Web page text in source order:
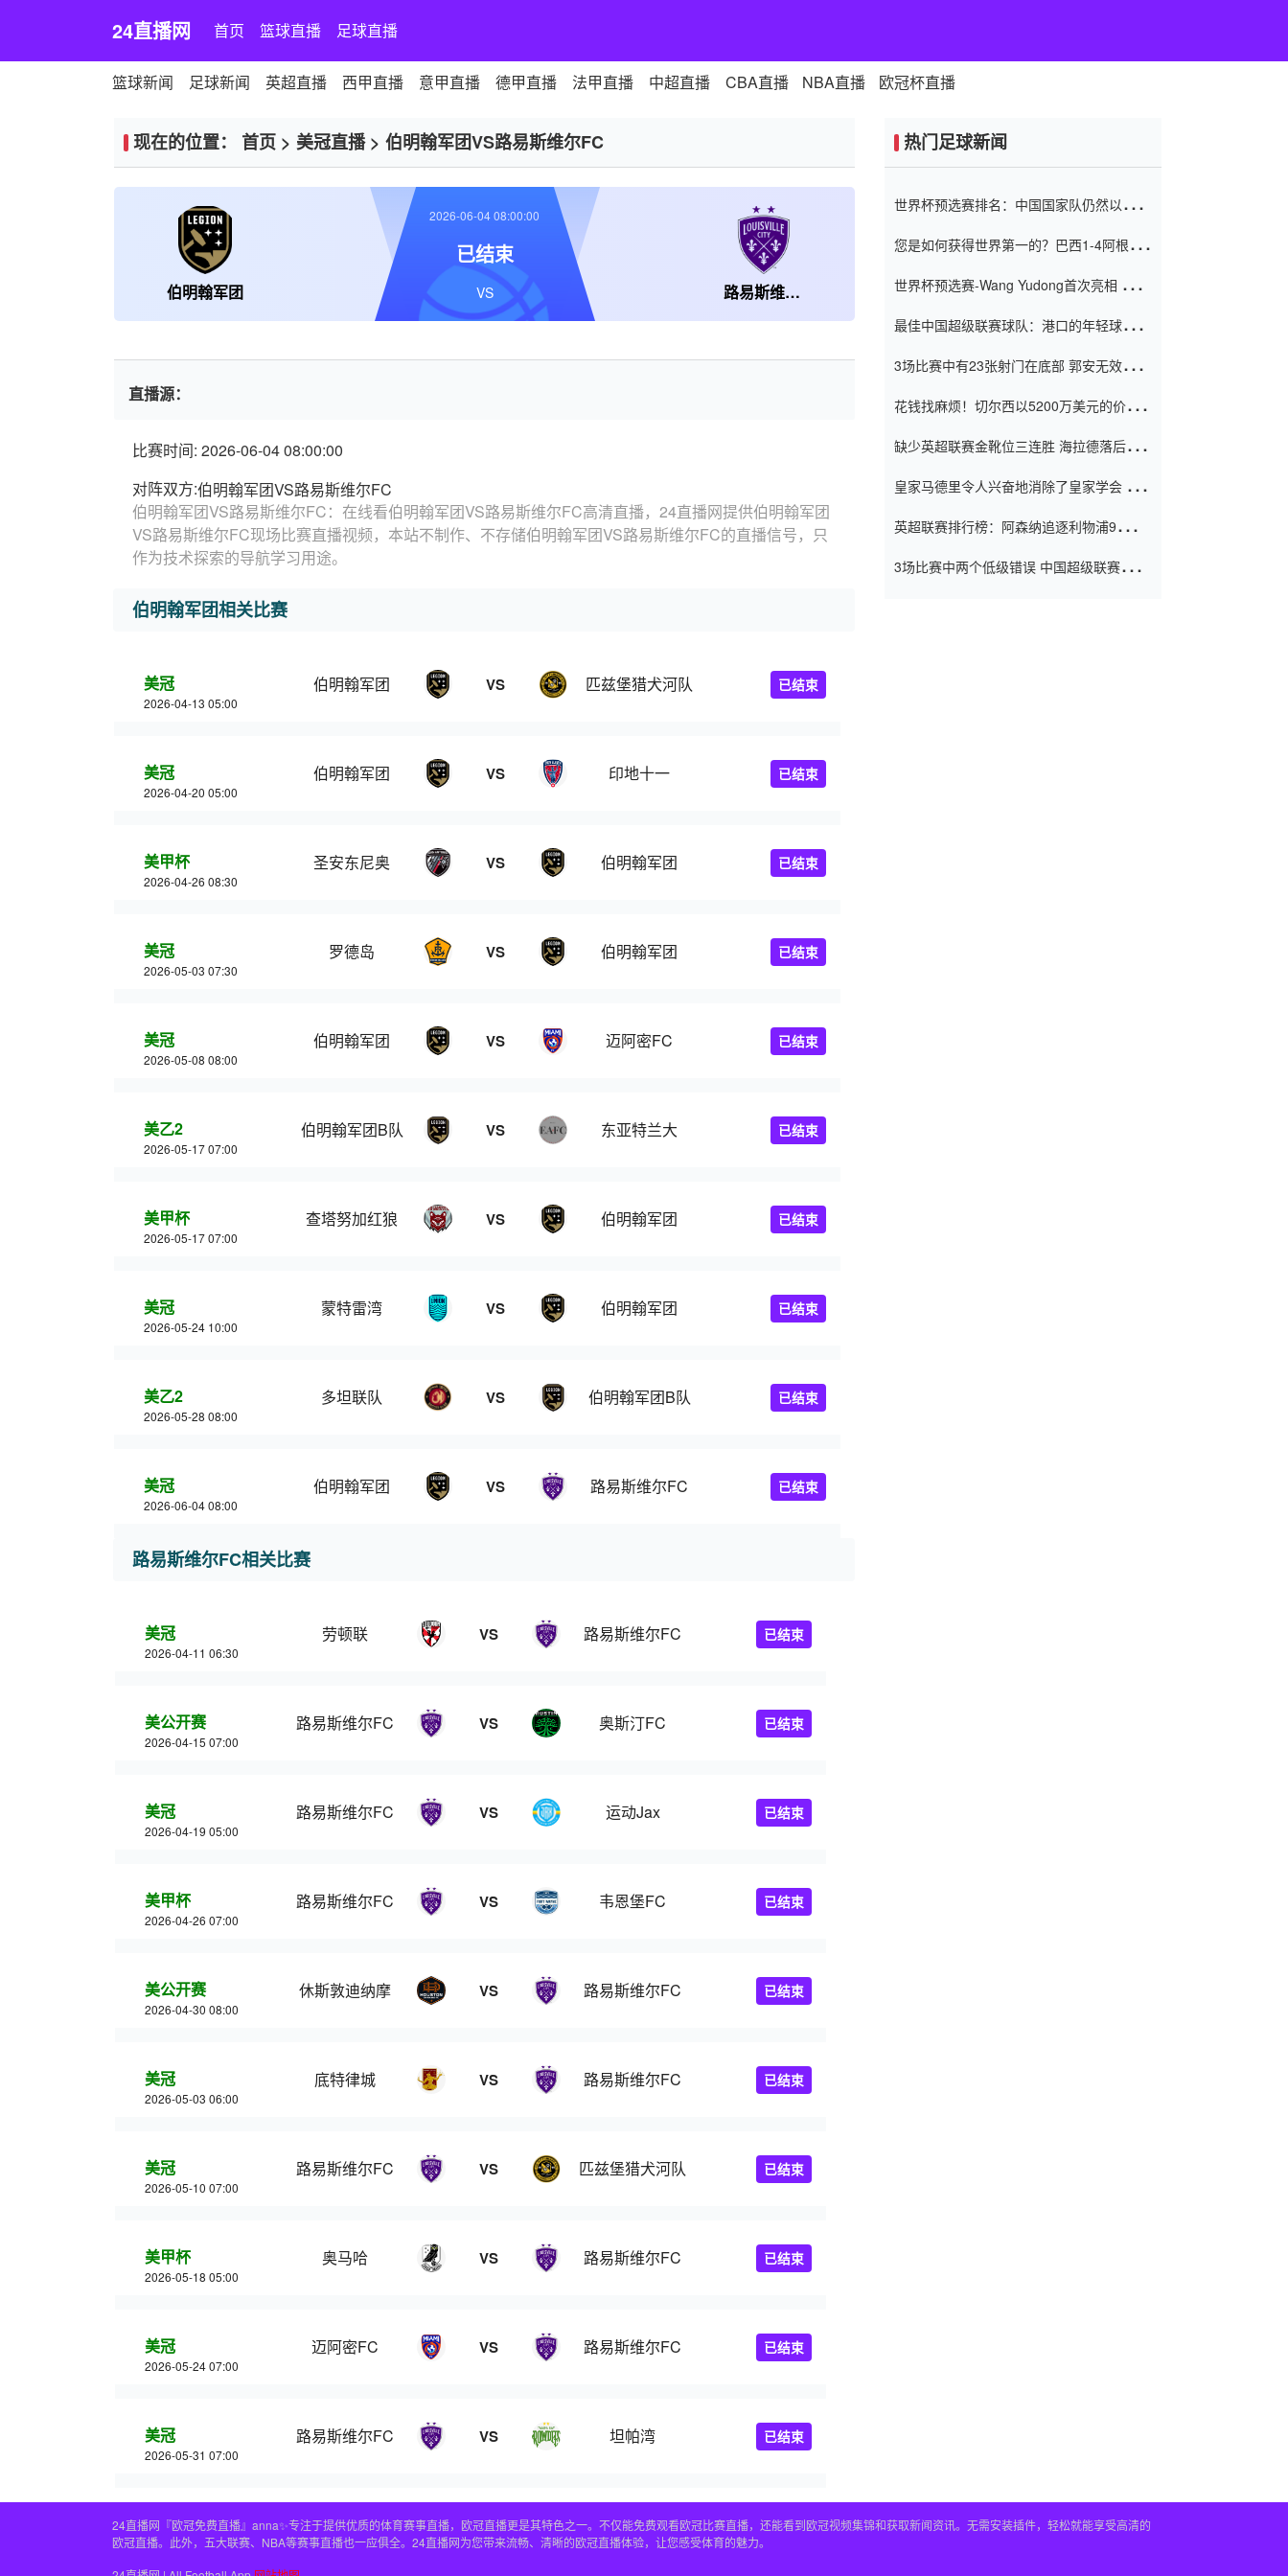
24直播网 首页 篮球直播 足球直播
篮球新闻 足球新闻 英超直播 西甲直播 意甲直播 德甲直播 法甲直播 中超直播 CBA直播 NBA直播 欧冠杯直播
现在的位置： 首页 > 美冠直播> 伯明翰军团VS路易斯维尔FC
伯明翰军团 路易斯维尔FC
2026-06-04 08:00:00
已结束
VS
直播源：
比赛时间: 2026-06-04 08:00:00
对阵双方:伯明翰军团VS路易斯维尔FC
伯明翰军团VS路易斯维尔FC：在线看伯明翰军团VS路易斯维尔FC高清直播，24直播网提供伯明翰军团
VS路易斯维尔FC现场比赛直播视频，本站不制作、不存储伯明翰军团VS路易斯维尔FC的直播信号，只
作为技术探索的导航学习用途。
伯明翰军团相关比赛
美冠
2026-04-13 05:00
伯明翰军团 VS 匹兹堡猎犬河队 已结束
美冠
2026-04-20 05:00
伯明翰军团 VS 印地十一 已结束
美甲杯
2026-04-26 08:30
圣安东尼奥 VS 伯明翰军团 已结束
美冠
2026-05-03 07:30
罗德岛 VS 伯明翰军团 已结束
美冠
2026-05-08 08:00
伯明翰军团 VS 迈阿密FC 已结束
美乙2
2026-05-17 07:00
伯明翰军团B队 VS 东亚特兰大 已结束
美甲杯
2026-05-17 07:00
查塔努加红狼 VS 伯明翰军团 已结束
美冠
2026-05-24 10:00
蒙特雷湾 VS 伯明翰军团 已结束
美乙2
2026-05-28 08:00
多坦联队 VS 伯明翰军团B队 已结束
美冠
2026-06-04 08:00
伯明翰军团 VS 路易斯维尔FC 已结束
路易斯维尔FC相关比赛
美冠
2026-04-11 06:30
劳顿联 VS 路易斯维尔FC 已结束
美公开赛
2026-04-15 07:00
路易斯维尔FC VS 奥斯汀FC 已结束
美冠
2026-04-19 05:00
路易斯维尔FC VS 运动Jax 已结束
美甲杯
2026-04-26 07:00
路易斯维尔FC VS 韦恩堡FC 已结束
美公开赛
2026-04-30 08:00
休斯敦迪纳摩 VS 路易斯维尔FC 已结束
美冠
2026-05-03 06:00
底特律城 VS 路易斯维尔FC 已结束
美冠
2026-05-10 07:00
路易斯维尔FC VS 匹兹堡猎犬河队 已结束
美甲杯
2026-05-18 05:00
奥马哈 VS 路易斯维尔FC 已结束
美冠
2026-05-24 07:00
迈阿密FC VS 路易斯维尔FC 已结束
美冠
2026-05-31 07:00
路易斯维尔FC VS 坦帕湾 已结束
热门足球新闻
世界杯预选赛排名：中国国家队仍然以6分
您是如何获得世界第一的？巴西1-4阿根
世界杯预选赛-Wang Yudong首次亮相 中国
最佳中国超级联赛球队：港口的年轻球员在
（Taishan）
3场比赛中有23张射门在底部 郭安无效传球
花钱找麻烦！切尔西以5200万美元的价格
窗口
缺少英超联赛金靴位三连胜 海拉德落后6球
皇家马德里令人兴奋地消除了皇家学会 安
英超联赛排行榜：阿森纳追逐利物浦9分 曼
3场比赛中两个低级错误 中国超级联赛的前
24直播网『欧冠免费直播』anna✨专注于提供优质的体育赛事直播，欧冠直播更是其特色之一。不仅能免费观看欧冠比赛直播，还能看到欧冠视频集锦和获取新闻资讯。无需安装插件，轻松就能享受高清的
欧冠直播。此外，五大联赛、NBA等赛事直播也一应俱全。24直播网为您带来流畅、清晰的欧冠直播体验，让您感受体育的魅力。